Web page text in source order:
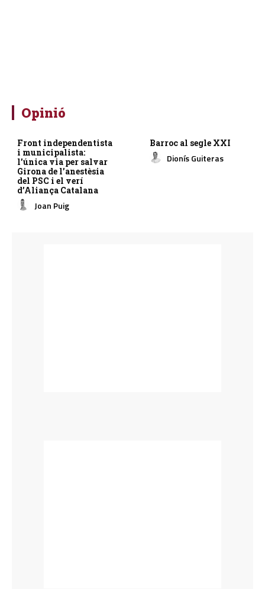
Opinió
Front independentista
i municipalista:
l’única via per salvar
Girona de l’anestèsia
del PSC i el verí
d’Aliança Catalana
Joan Puig
Barroc al segle XXI
Dionís Guiteras